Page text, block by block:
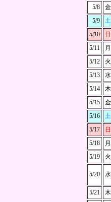
5/8
金
5/9
土
5/10
日
5/11
月
5/12
火
5/13
水
5/14
木
5/15
金
5/16
土
5/17
日
5/18
月
5/19
火
5/20 水
5/21
木